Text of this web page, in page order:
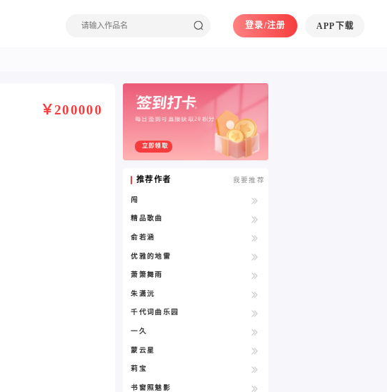
登录/注册 APP下载
￥200000
每日签到可直接获取20积分
立即领取
推荐作者 我要推荐
闯
精品歌曲
俞若涵
优雅的地雷
萧箫舞雨
朱潇沅
千代词曲乐园
一久
蒙云星
莉宝
书窗照魅影